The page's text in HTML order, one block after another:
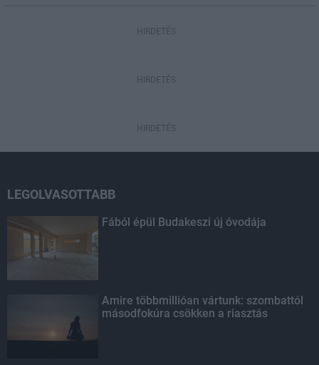
HIRDETÉS
HIRDETÉS
HIRDETÉS
LEGOLVASOTTABB
Fából épül Budakeszi új óvodája
Amire többmillióan vártunk: szombattól
másodfokúra csökken a riasztás